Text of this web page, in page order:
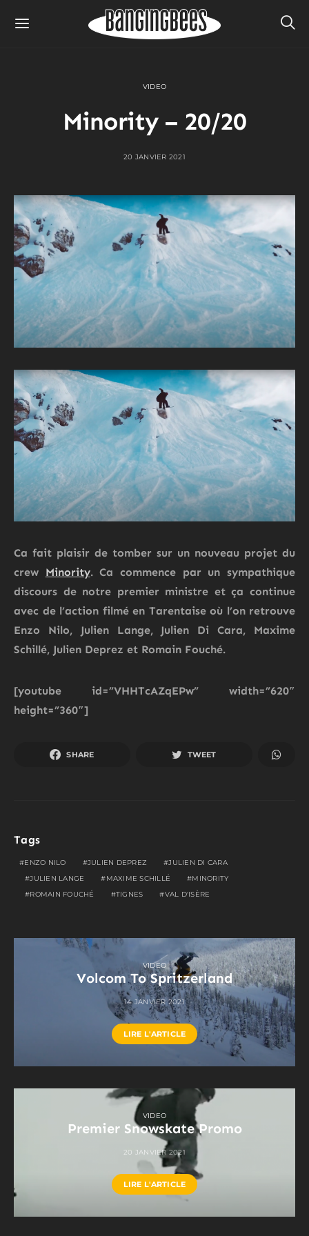
VIDEO
Minority – 20/20
20 JANVIER 2021
Ca fait plaisir de tomber sur un nouveau projet du
crew Minority. Ca commence par un sympathique
discours de notre premier ministre et ça continue
avec de l’action filmé en Tarentaise où l’on retrouve
Enzo Nilo, Julien Lange, Julien Di Cara, Maxime
Schillé, Julien Deprez et Romain Fouché.
[youtube id=”VHHTcAZqEPw” width=”620″
height=”360″]
SHARE TWEET
Tags
ENZO NILO JULIEN DEPREZ
JULIEN DI CARA
JULIEN LANGE
MAXIME SCHILLÉ
MINORITY
ROMAIN FOUCHÉ
TIGNES VAL D'ISÈRE
VIDEO
Volcom To Spritzerland
14 JANVIER 2021
LIRE L'ARTICLE
VIDEO
Premier Snowskate Promo
20 JANVIER 2021
LIRE L'ARTICLE